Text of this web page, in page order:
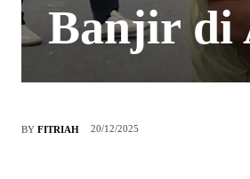
Banjir di
BY FITRIAH 20/12/2025